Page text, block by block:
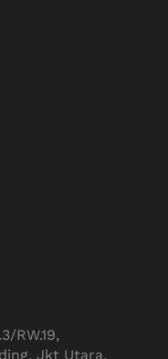
RW.19,
Jkt Utara,